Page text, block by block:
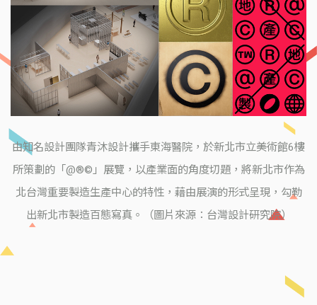
由知名設計團隊青沐設計攜手東海醫院，於新北市立美術館6樓
所策劃的「@®©」展覽，以產業面的角度切題，將新北市作為
北台灣重要製造生產中心的特性，藉由展演的形式呈現，勾勒
出新北市製造百態寫真。（圖片來源：台灣設計研究院）